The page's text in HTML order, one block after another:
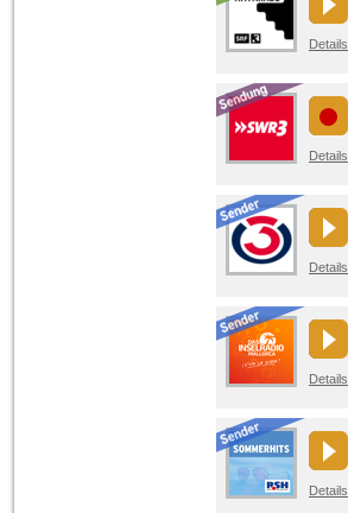
Details
Details
Details
Details
Details